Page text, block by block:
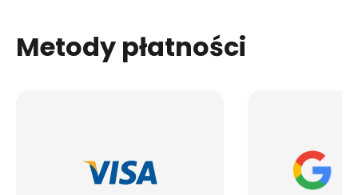
Metody płatności